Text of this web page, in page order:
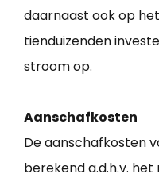
daarnaast ook op
tienduizenden
stroom op.
Aanschafkosten
De aanschafkosten
berekend a.d.h.v.